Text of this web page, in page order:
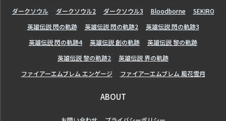
ダークソウル
ダークソウル2 ダークソウル3 Bloodborne
SEKIRO
英雄伝説 閃の軌跡
英雄伝説 閃の軌跡2
英雄伝説 閃の軌跡3
英雄伝説 閃の軌跡4
英雄伝説 創の軌跡
英雄伝説 黎の軌跡
英雄伝説 黎の軌跡2
英雄伝説 界の軌跡
ファイアーエムブレム エンゲージ
ファイアーエムブレム 風花雪月
ABOUT